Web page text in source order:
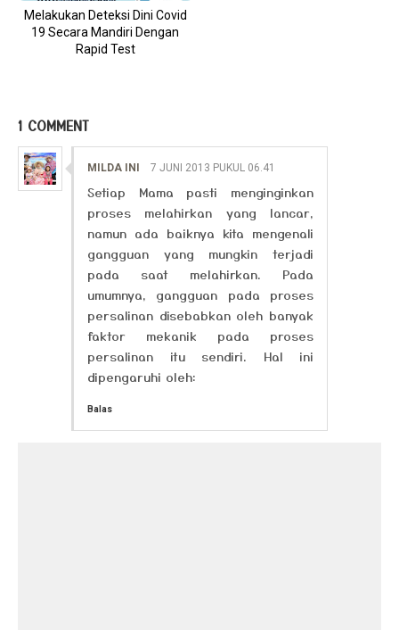
Melakukan Deteksi Dini Covid
19 Secara Mandiri Dengan
Rapid Test
1 COMMENT
MILDA INI 7 JUNI 2013 PUKUL 06.41
Setiap Mama pasti menginginkan
proses melahirkan yang lancar,
namun ada baiknya kita mengenali
gangguan yang mungkin terjadi
pada saat melahirkan. Pada
umumnya, gangguan pada proses
persalinan disebabkan oleh banyak
faktor mekanik pada proses
persalinan itu sendiri. Hal ini
dipengaruhi oleh:
Balas